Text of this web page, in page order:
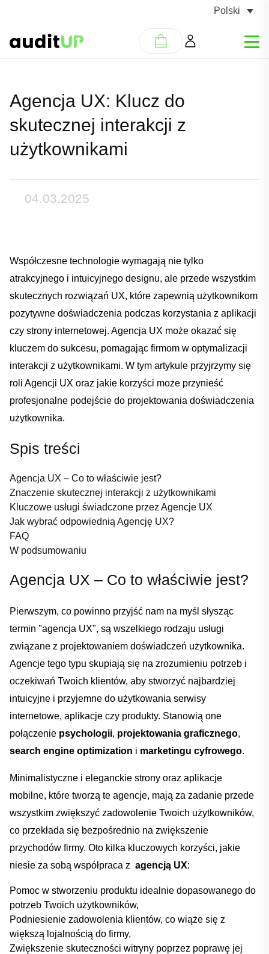
Polski
Agencja UX: Klucz do
skutecznej interakcji z
użytkownikami
04.03.2025
Współczesne technologie wymagają nie tylko
atrakcyjnego i intuicyjnego designu, ale przede wszystkim⁢
skutecznych ⁤rozwiązań UX, które zapewnią użytkownikom
pozytywne doświadczenia podczas korzystania z aplikacji
czy strony internetowej.⁣ Agencja UX może⁣ okazać się
kluczem do ​sukcesu, pomagając firmom ⁤w⁢ optymalizacji
interakcji z ⁢użytkownikami. W tym artykule przyjrzymy się
roli Agencji UX oraz jakie korzyści może przynieść
profesjonalne podejście do projektowania doświadczenia​
użytkownika.
Spis treści
Agencja UX – Co to właściwie jest?
Znaczenie skutecznej interakcji z ‍użytkownikami
Kluczowe usługi świadczone przez Agencje⁢ UX
Jak ​wybrać odpowiednią Agencję‍ UX?
FAQ
W podsumowaniu
Agencja​ UX – Co to właściwie jest?
Pierwszym, co powinno‌ przyjść ⁤nam na myśl słysząc
termin "agencja UX", są wszelkiego rodzaju usługi
związane z ‍projektowaniem ⁣doświadczeń użytkownika.
Agencje tego typu skupiają się na⁢ zrozumieniu potrzeb i
oczekiwań Twoich klientów, aby stworzyć najbardziej
intuicyjne i przyjemne do ⁣użytkowania serwisy
internetowe, aplikacje ⁤czy produkty. ‌Stanowią one⁣
połączenie‍ psychologii, projektowania graficznego,
search engine optimization i marketingu cyfrowego.
Minimalistyczne⁣ i eleganckie strony ⁣oraz aplikacje
mobilne, które tworzą⁢ te agencje, mają za ​zadanie​ przede
wszystkim zwiększyć zadowolenie Twoich użytkowników,
co ⁣przekłada się bezpośrednio na zwiększenie
przychodów ⁣firmy. Oto kilka kluczowych korzyści, jakie
niesie‍ za sobą współpraca z ‌ agencją UX:
Pomoc w stworzeniu produktu idealnie dopasowanego do
potrzeb Twoich użytkowników,
Podniesienie ⁣zadowolenia klientów, co wiąże się⁣ z⁤
większą lojalnością do ‍firmy,
Zwiększenie skuteczności ⁢witryny poprzez poprawę jej